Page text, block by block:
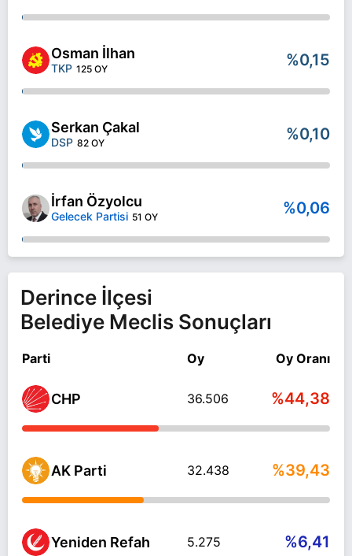
Osman İlhan
TKP 125 OY %0,15
Serkan Çakal
DSP 82 OY %0,10
İrfan Özyolcu
Gelecek Partisi 51 OY %0,06
Derince İlçesi
Belediye Meclis Sonuçları
Parti Oy Oy Oranı
CHP 36.506 %44,38
AK Parti 32.438 %39,43
Yeniden Refah 5.275 %6,41